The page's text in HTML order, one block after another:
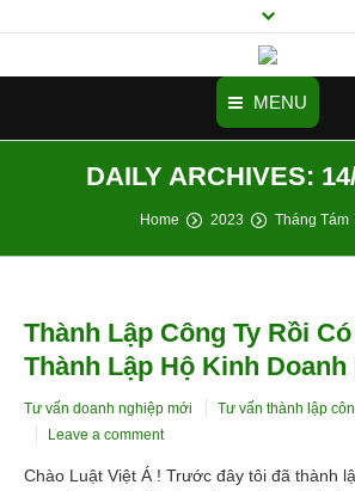
MENU
Trang chủ
Tư vấn thành lập công ty
Dịch vụ
Cảm nhận
Videos
Hình ảnh
DAILY ARCHIVES:
Home 2023 Tháng Tám
Thành Lập Công Ty Rồi
Thành Lập Hộ Kinh
Tư vấn doanh nghiệp mới
Tư vấn thành lập
Leave a comment
Chào Luật Việt Á ! Trước đây tôi đã thành